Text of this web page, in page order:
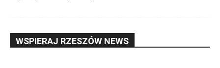
WSPIERAJ RZESZÓW NEWS